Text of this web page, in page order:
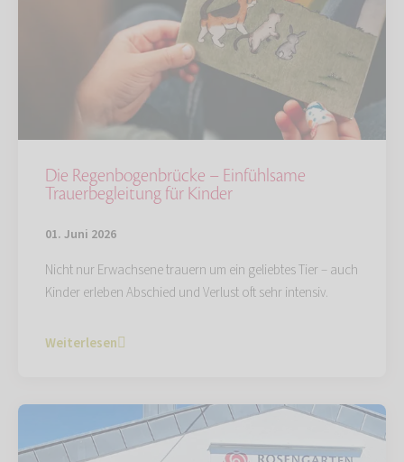
Die Regenbogenbrücke – Einfühlsame
Trauerbegleitung für Kinder
01. Juni 2026
Nicht nur Erwachsene trauern um ein geliebtes Tier – auch
Kinder erleben Abschied und Verlust oft sehr intensiv.
Weiterlesen